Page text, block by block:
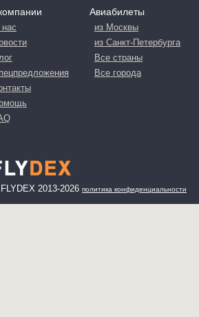
Авиабилеты
из Москвы
из Санкт-Петербурга
Все страны
Все города
2013-2026 политика конфиденциальности